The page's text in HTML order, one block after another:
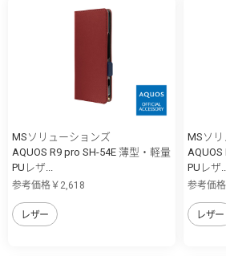
MSソリューションズ
AQUOS R9 pro SH-54E 薄型・軽量
PUレザ...
参考価格￥2,618
レザー
MSソ
AQUOS
PUレザ
参考価
レザー